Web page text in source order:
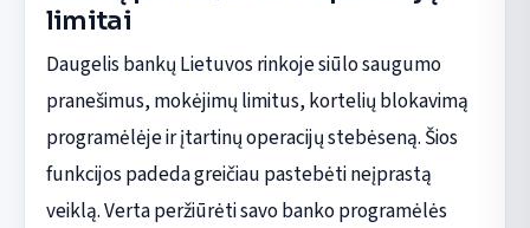
limitai
Daugelis bankų Lietuvos rinkoje siūlo saugumo
pranešimus, mokėjimų limitus, kortelių blokavimą
programėlėje ir įtartinų operacijų stebėseną. Šios
funkcijos padeda greičiau pastebėti neįprastą
veiklą. Verta peržiūrėti savo banko programėlės